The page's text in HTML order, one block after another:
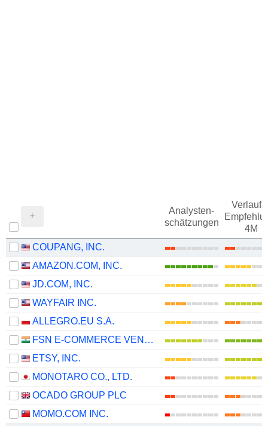
Analysten-
schätzungen
Verlauf
4M
COUPANG, INC.
AMAZON.COM, INC.
JD.COM, INC.
WAYFAIR INC.
ALLEGRO.EU S.A.
FSN E-COMMERCE VENTURES LIMITED
ETSY, INC.
MONOTARO CO., LTD.
OCADO GROUP PLC
MOMO.COM INC.